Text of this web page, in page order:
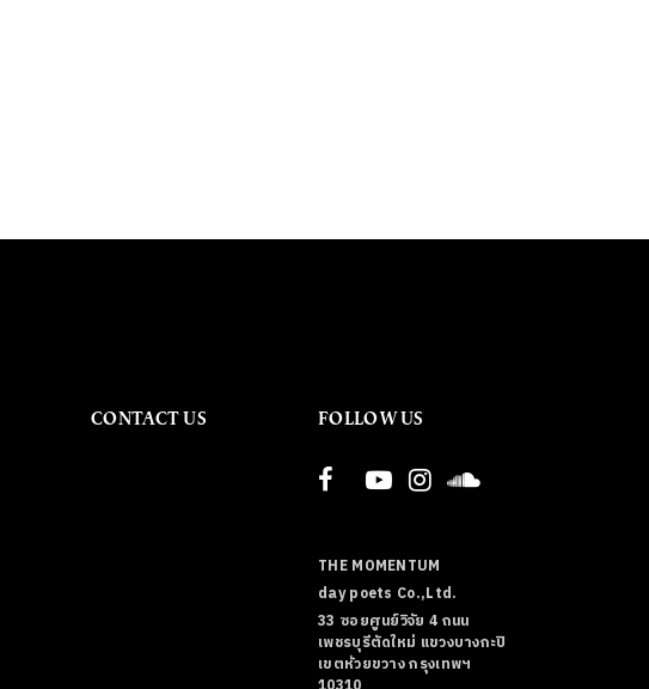
CONTACT US FOLLOW US
THE MOMENTUM
day poets Co.,Ltd.
33 ซอยศูนย์วิจัย 4 ถนน
เพชรบุรีตัดใหม่ แขวงบางกะปิ
เขตห้วยขวาง กรุงเทพฯ